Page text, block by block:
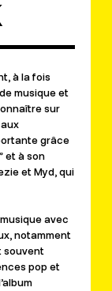
à la fois
musique et
sur
grâce
et à son
et Myd, qui
avec
notamment
souvent
pop et